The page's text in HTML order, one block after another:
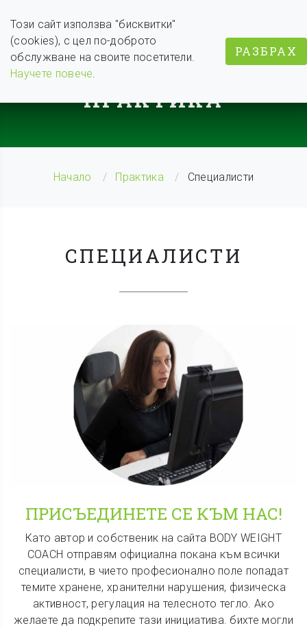
BODY WEIGHT COACH
ПРАКТИКА
Начало Практика Специалисти
СПЕЦИАЛИСТИ
ПРИСЪЕДИНЕТЕ СЕ КЪМ НАС!
Като автор и собственик на сайта BODY WEIGHT
COACH отправям официална покана към всички
специалисти, в чието професионално поле попадат
темите хранене, хранителни нарушения, физическа
активност, регулация на телесното тегло. Ако
желаете да подкрепите тази инициатива. бихте могли
Този сайт използва "бисквитки"
(cookies), с цел по-доброто
обслужване на своите посетители.
Научете повече.
РАЗБРАХ